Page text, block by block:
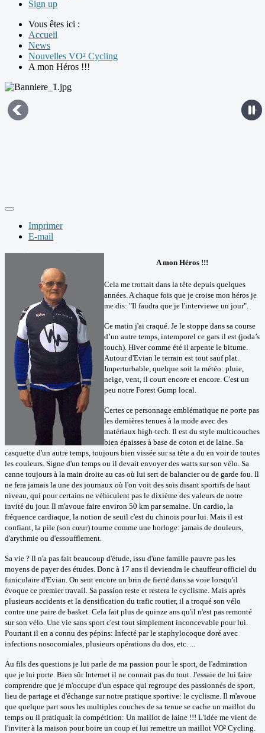
Sign up
Vous êtes ici :
Accueil
News
Nouvelles VO² Cycling
A mon Héros !!!
Imprimer
E-mail
A mon Héros !!!
Cela me trottait dans la tête depuis quelques
années. A chaque fois que je croise mon héros je
me dis: "Il faudra que je l'interviewe un jour".
Ce matin j'ai craqué. Je le stoppe dans sa course
d’un autre temps, intemporel ce gars il est (joda’s
touch). Hiver comme été il arpente le bitume.
Autour d'Evian le terrain est tout sauf plat.
Imperturbable, quelque soit la météo: pluie,
neige, vent, il court encore et encore. C'est un
peu notre Forest Gump local.
Certes ce personnage emblématique ne porte pas
les dernières tenues à la mode avec des
matériaux high-tech. Il est du style multicouches
bien épaisses à base de coton et de laine. Sa
casquette d'un autre temps, toujours bien vissée sur sa tête a du en voir de toutes
les couleurs. Signe d'un temps ou il devait envoyer des watts sur son vélo. Sa
canne toujours à la main droite au cas où lui sert de balancier ou de garde fou. Il
ne fera jamais la une des journaux où l'on voit des sois disant sportifs de haut
niveau, qui pour certains ne véhiculent pas le dixième des valeurs de notre
invité du jour. Il m'avoue faire environ 50 km par semaine. Un cardio, la
fréquence cardiaque, la notion de seuil c'est du chinois pour lui. Mais il est
confiant, la pile (son cœur) tourne comme une horloge: jamais de douleurs,
d'arythmie ou d'essoufflement.
Sa vie ? Il n'a pas fait beaucoup d'étude, issu d'une famille pauvre pas les
moyens de payer des études. Donc à 17 ans il deviendra le chauffeur officiel du
funiculaire d'Evian. On sent encore un brin de fierté dans sa voie lorsqu'il
évoque ce premier travail. Sa passion reste et restera le cyclisme. Mais après
plusieurs accidents et la densification du trafic routier, il a troqué son vélo
contre une paire de basket. Cela fait plus de quinze ans qu'il n'est pas remonté
sur son vélo. Une vie sans sport c'est tout simplement inconcevable pour lui.
Pourtant il en a connu des pépins: Infecté par le staphylocoque doré avec
infections nosocomiales, plusieurs opérations du dos, etc. ...
Au fils des questions je lui parle de ma passion pour le sport, de l'admiration
que je lui porte. Bien sûr Internet il ne connait pas du tout. J'essaie de lui faire
comprendre que je m'occupe d'un espace qui regroupe des passionnés de sport,
lieu de partage et d'échange sur notre pratique sportive: le cyclisme. Il m'avoue
que quelque part sous les multiples couches de sa tenue se cache un maillot du
temps ou il pratiquait la compétition: Un maillot de laine !!! L'idée me vient de
l'inviter à la maison pour boire un coup et lui remettre un maillot VO² Cycling.